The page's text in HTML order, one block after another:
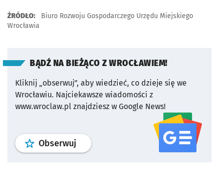
ŹRÓDŁO:
Biuro Rozwoju Gospodarczego Urzędu Miejskiego
Wrocławia
BĄDŹ NA BIEŻĄCO Z WROCŁAWIEM!
Kliknij „obserwuj”, aby wiedzieć, co dzieje się we
Wrocławiu. Najciekawsze wiadomości z
www.wroclaw.pl znajdziesz w Google News!
Obserwuj profil serwisu